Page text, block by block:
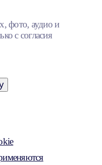
фото, аудио и
с согласия